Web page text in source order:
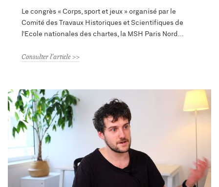
Le congrès « Corps, sport et jeux » organisé par le
Comité des Travaux Historiques et Scientifiques de
l’Ecole nationales des chartes, la MSH Paris Nord
Consulter l'article